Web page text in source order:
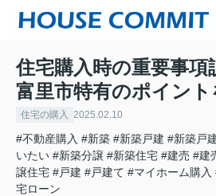
住宅購入時の重要事項
富里市特有のポイン
住宅の購入 2025.02.10
#不動産購入 #新築 #新築戸建 #新築戸
いたい #新築分譲 #新築住宅 #建売 #建
譲住宅 #戸建 #戸建て #マイホーム購入
宅ローン